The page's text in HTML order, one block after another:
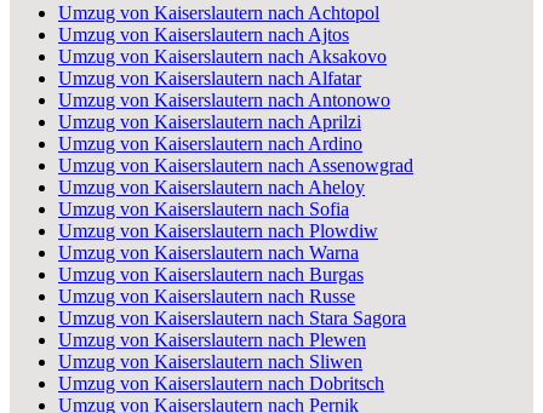
Umzug von Kaiserslautern nach Achtopol
Umzug von Kaiserslautern nach Ajtos
Umzug von Kaiserslautern nach Aksakovo
Umzug von Kaiserslautern nach Alfatar
Umzug von Kaiserslautern nach Antonowo
Umzug von Kaiserslautern nach Aprilzi
Umzug von Kaiserslautern nach Ardino
Umzug von Kaiserslautern nach Assenowgrad
Umzug von Kaiserslautern nach Aheloy
Umzug von Kaiserslautern nach Sofia
Umzug von Kaiserslautern nach Plowdiw
Umzug von Kaiserslautern nach Warna
Umzug von Kaiserslautern nach Burgas
Umzug von Kaiserslautern nach Russe
Umzug von Kaiserslautern nach Stara Sagora
Umzug von Kaiserslautern nach Plewen
Umzug von Kaiserslautern nach Sliwen
Umzug von Kaiserslautern nach Dobritsch
Umzug von Kaiserslautern nach Pernik